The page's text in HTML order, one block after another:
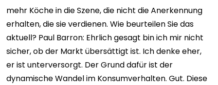
mehr Köche in die Szene, die nicht die Anerkennung
erhalten, die sie verdienen. Wie beurteilen Sie das
aktuell? Paul Barron: Ehrlich gesagt bin ich mir nicht
sicher, ob der Markt übersättigt ist. Ich denke eher,
er ist unterversorgt. Der Grund dafür ist der
dynamische Wandel im Konsumverhalten. Gut. Diese